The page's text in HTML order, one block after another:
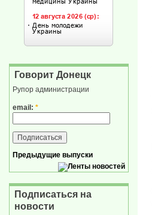
Говорит Донецк
Рупор администрации
email: *
Предыдущие выпуски
Подписаться на
новости